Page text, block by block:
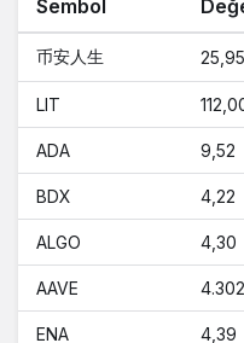
Sembol
币安人生 25,95
LIT
ADA 9,52
BDX 4,22
ALGO 4,30
AAVE
ENA 4,39